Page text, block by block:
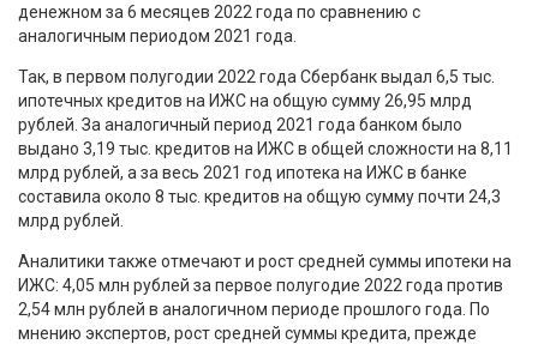
денежном за 6 месяцев 2022 года по сравнению с
аналогичным периодом 2021 года.
Так, в первом полугодии 2022 года Сбербанк выдал 6,5 тыс.
ипотечных кредитов на ИЖС на общую сумму 26,95 млрд
рублей. За аналогичный период 2021 года банком было
выдано 3,19 тыс. кредитов на ИЖС в общей сложности на 8,11
млрд рублей, а за весь 2021 год ипотека на ИЖС в банке
составила около 8 тыс. кредитов на общую сумму почти 24,3
млрд рублей.
Аналитики также отмечают и рост средней суммы ипотеки на
ИЖС: 4,05 млн рублей за первое полугодие 2022 года против
2,54 млн рублей в аналогичном периоде прошлого года. По
мнению экспертов, рост средней суммы кредита, прежде